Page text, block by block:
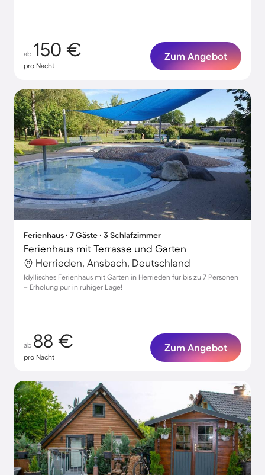
ab 150 €
pro Nacht
Zum Angebot
Ferienhaus ∙ 7 Gäste ∙ 3 Schlafzimmer
Ferienhaus mit Terrasse und Garten
Herrieden, Ansbach, Deutschland
Idyllisches Ferienhaus mit Garten in Herrieden für bis zu 7 Personen
– Erholung pur in ruhiger Lage!
ab 88 €
pro Nacht
Zum Angebot